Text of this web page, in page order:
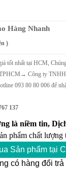
tốt nhất
Hàng Nhanh
)
tốt nhất tại HCM,
TPHCM→ Công ty
093 80 80 006 để
137
là niềm tin,
phẩm chất lượng
Sản phẩm tại
có hàng đổi